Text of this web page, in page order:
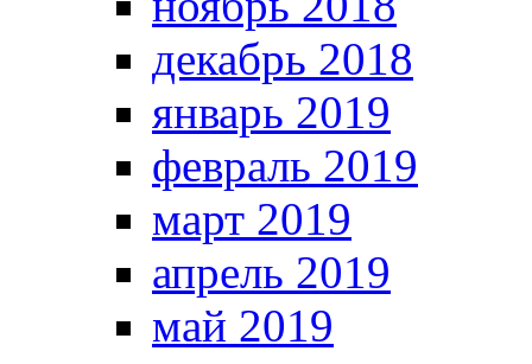
декабрь 2018
январь 2019
февраль 2019
март 2019
апрель 2019
май 2019